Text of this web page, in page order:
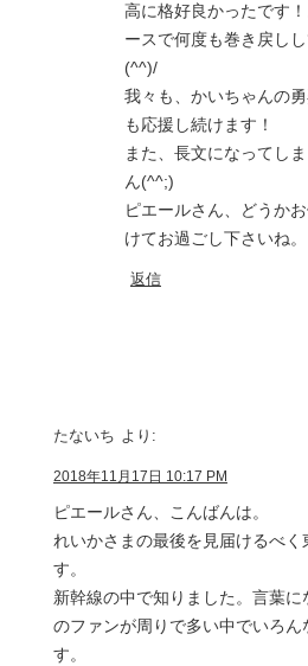
高に格好良かったです
ースで何度も巻き戻し
(^^)/
我々も、かいちゃんの
も応援し続けます！
また、長文になってし
ん(^^;)
ピエールさん、どうか
けてお過ごし下さいね。
返信
たないち より:
2018年11月17日 10:17 PM
ピエールさん、こんばんは。
れいかさまの最後を見届けるべく
す。
新幹線の中で知りました。言葉
のファンが周りで多い中でいろん
す。